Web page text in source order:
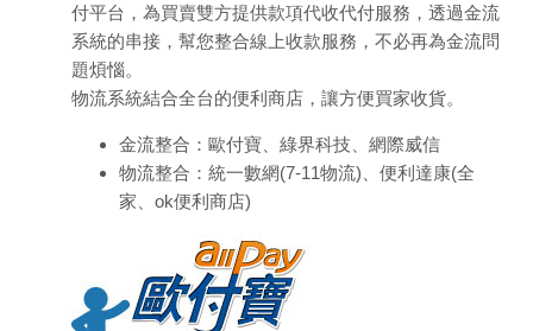
付平台，為買賣雙方提供款項代收代付服務，透過金流
系統的串接，幫您整合線上收款服務，不必再為金流問
題煩惱。
物流系統結合全台的便利商店，讓方便買家收貨。
金流整合：歐付寶、綠界科技、網際威信
物流整合：統一數網(7-11物流)、便利達康(全
家、ok便利商店)